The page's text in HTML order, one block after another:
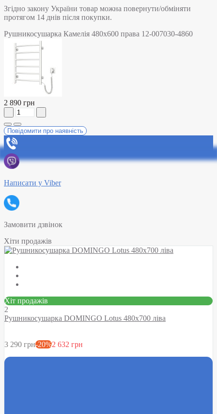
Згідно закону України товар можна повернути/обміняти
протягом 14 днів після покупки.
Рушникосушарка Камелія 480х600 права 12-007030-4860
2 890 грн
Повідомити про наявність
Написати у Viber
Замовити дзвінок
Хіти продажів
Хіт продажів
2
Рушникосушарка DOMINGO Lotus 480х700 ліва
3 290 грн-20%2 632 грн